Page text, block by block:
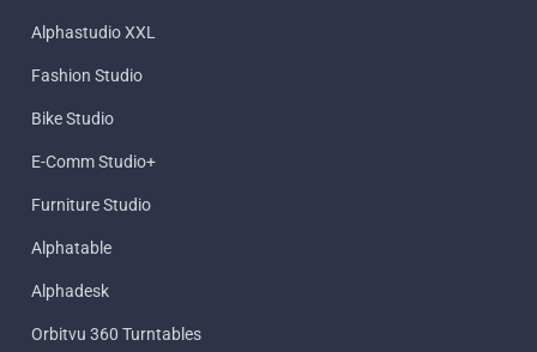
Alphastudio XXL
Fashion Studio
Bike Studio
E-Comm Studio+
Furniture Studio
Alphatable
Alphadesk
Orbitvu 360 Turntables